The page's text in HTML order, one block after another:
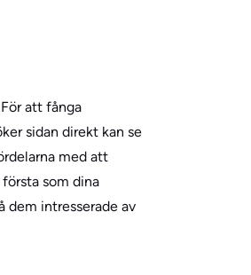
att fånga
sidan direkt kan se
med att
som dina
dem intresserade av